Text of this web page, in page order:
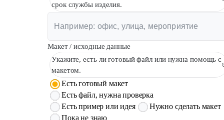
срок службы изделия.
Макет / исходные данные
Укажите, есть ли готовый файл или нужна помощь с
макетом.
Есть готовый макет
Есть файл, нужна проверка
Есть пример или идея
Нужно сделать макет
Пока не знаю